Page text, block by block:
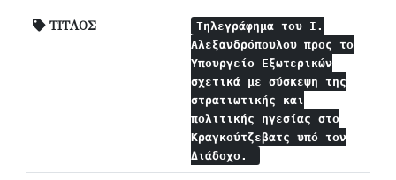
ΤΙΤΛΟΣ
Τηλεγράφημα του Ι.
Αλεξανδρόπουλου προς το
Υπουργείο Εξωτερικών
σχετικά με σύσκεψη της
στρατιωτικής και
πολιτικής ηγεσίας στο
Κραγκούτζεβατς υπό τον
Διάδοχο.